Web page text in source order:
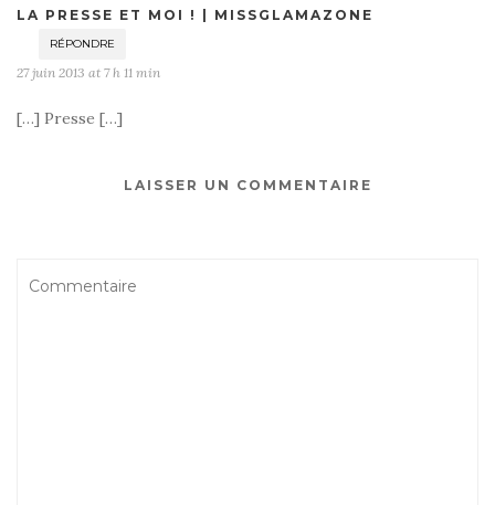
LA PRESSE ET MOI ! | MISSGLAMAZONE
RÉPONDRE
27 juin 2013 at 7 h 11 min
[…] Presse […]
LAISSER UN COMMENTAIRE